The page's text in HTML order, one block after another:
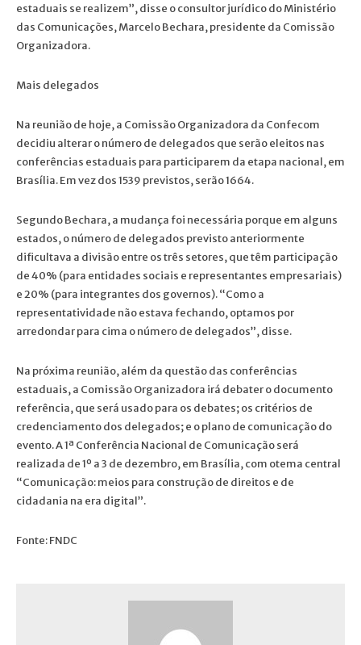
estaduais se realizem”, disse o consultor jurídico do Ministério
das Comunicações, Marcelo Bechara, presidente da Comissão
Organizadora.
Mais delegados
Na reunião de hoje, a Comissão Organizadora da Confecom
decidiu alterar o número de delegados que serão eleitos nas
conferências estaduais para participarem da etapa nacional, em
Brasília. Em vez dos 1539 previstos, serão 1664.
Segundo Bechara, a mudança foi necessária porque em alguns
estados, o número de delegados previsto anteriormente
dificultava a divisão entre os três setores, que têm participação
de 40% (para entidades sociais e representantes empresariais)
e 20% (para integrantes dos governos). “Como a
representatividade não estava fechando, optamos por
arredondar para cima o número de delegados”, disse.
Na próxima reunião, além da questão das conferências
estaduais, a Comissão Organizadora irá debater o documento
referência, que será usado para os debates; os critérios de
credenciamento dos delegados; e o plano de comunicação do
evento. A 1ª Conferência Nacional de Comunicação será
realizada de 1º a 3 de dezembro, em Brasília, com otema central
“Comunicação: meios para construção de direitos e de
cidadania na era digital”.
Fonte: FNDC